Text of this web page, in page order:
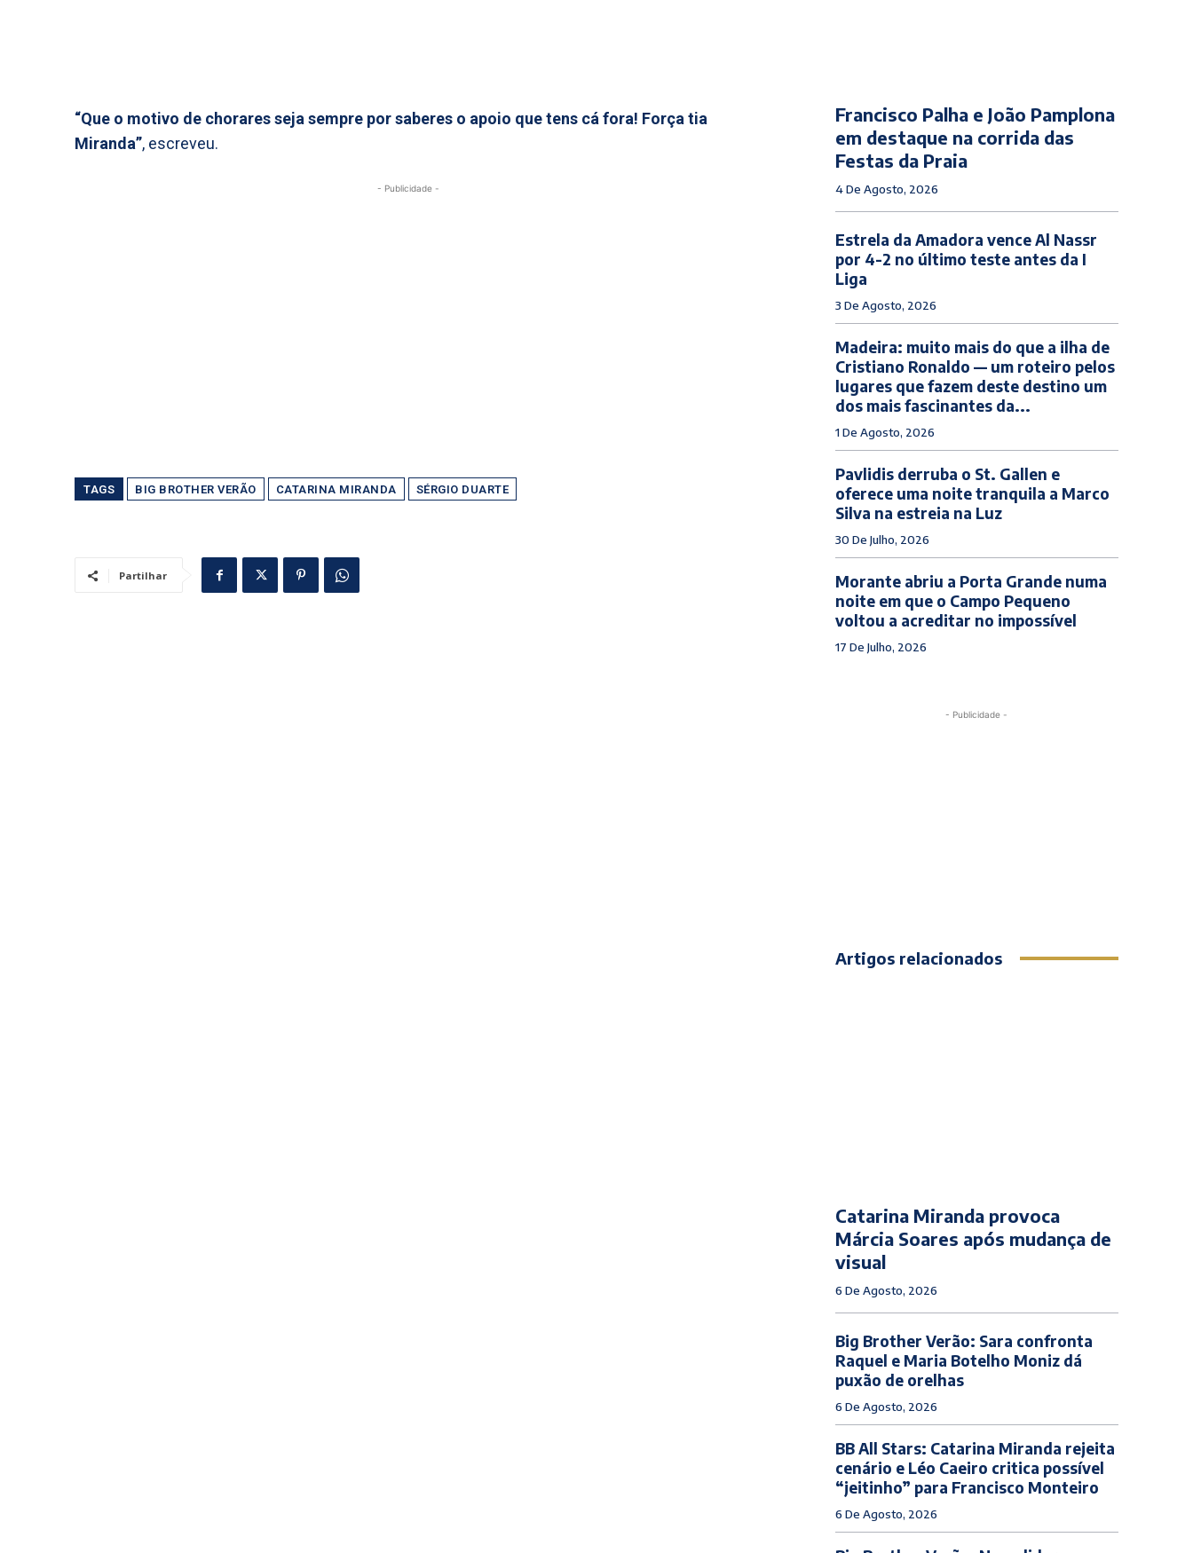
“Que o motivo de chorares seja sempre por saberes o apoio que tens cá fora! Força tia
Miranda”, escreveu.
- Publicidade -
TAGS BIG BROTHER VERÃO CATARINA MIRANDA SÉRGIO DUARTE
Partilhar
Francisco Palha e João Pamplona
em destaque na corrida das
Festas da Praia
4 De Agosto, 2026
Estrela da Amadora vence Al Nassr
por 4-2 no último teste antes da I
Liga
3 De Agosto, 2026
Madeira: muito mais do que a ilha de
Cristiano Ronaldo — um roteiro pelos
lugares que fazem deste destino um
dos mais fascinantes da...
1 De Agosto, 2026
Pavlidis derruba o St. Gallen e
oferece uma noite tranquila a Marco
Silva na estreia na Luz
30 De Julho, 2026
Morante abriu a Porta Grande numa
noite em que o Campo Pequeno
voltou a acreditar no impossível
17 De Julho, 2026
- Publicidade -
Artigos relacionados
Catarina Miranda provoca
Márcia Soares após mudança de
visual
6 De Agosto, 2026
Big Brother Verão: Sara confronta
Raquel e Maria Botelho Moniz dá
puxão de orelhas
6 De Agosto, 2026
BB All Stars: Catarina Miranda rejeita
cenário e Léo Caeiro critica possível
“jeitinho” para Francisco Monteiro
6 De Agosto, 2026